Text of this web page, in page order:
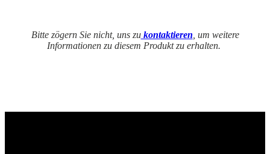
Bitte zögern Sie nicht, uns zukontaktieren , um weitere
Informationen zu diesem Produkt zu erhalten.